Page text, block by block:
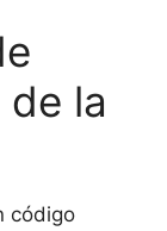
la
código